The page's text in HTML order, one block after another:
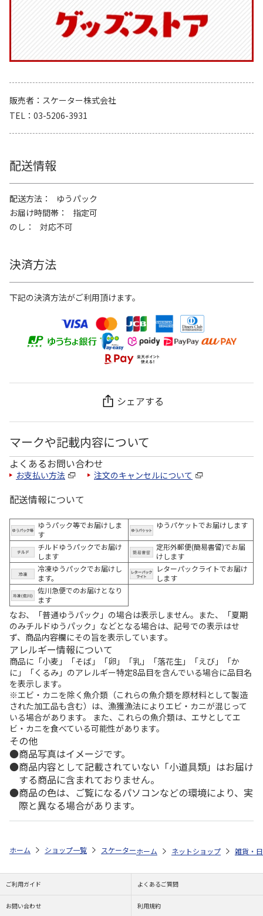
販売者
スケーター株式会社
TEL
03-5206-3931
配送情報
配送方法
ゆうパック
お届け時間帯
指定可
のし
対応不可
決済方法
下記の決済方法がご利用頂けます。
シェアする
マークや記載内容について
よくあるお問い合わせ
お支払い方法 注文のキャンセルについて
配送情報について
ゆうパック等でお届けしま
す
ゆうパケットでお届けします
チルドゆうパックでお届け
します
定形外郵便(簡易書留)でお届
けします
冷凍ゆうパックでお届けし
ます。
レターパックライトでお届け
します
佐川急便でのお届けとなり
ます
なお、「普通ゆうパック」の場合は表示しません。また、「夏期
のみチルドゆうパック」などとなる場合は、記号での表示はせ
ず、商品内容欄にその旨を表示しています。
アレルギー情報について
商品に「小麦」「そば」「卵」「乳」「落花生」「えび」「か
に」「くるみ」のアレルギー特定8品目を含んでいる場合に品目名
を表示します。
※エビ・カニを除く魚介類（これらの魚介類を原材料として製造
された加工品も含む）は、漁獲漁法によりエビ・カニが混じって
いる場合があります。 また、これらの魚介類は、エサとしてエ
ビ・カニを食べている可能性があります。
その他
商品写真はイメージです。
商品内容として記載されていない「小道具類」はお届け
する商品に含まれておりません。
商品の色は、ご覧になるパソコンなどの環境により、実
際と異なる場合があります。
ホーム ショップ一覧 スケーター 食洗機対応スライドトリオセット
ホーム ネットショップ 雑貨・
ご利用ガイド よくあるご質問
お問い合わせ 利用規約